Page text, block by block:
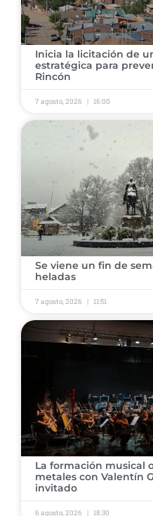
​Inicia la licitación de
estratégica para
Rincón ​
7 agosto, 2026 16:00
​Se viene un fin de
heladas ​
7 agosto, 2026 11:51
​La formación musical
metales con Valentín
invitado ​
6 agosto, 2026 18:30